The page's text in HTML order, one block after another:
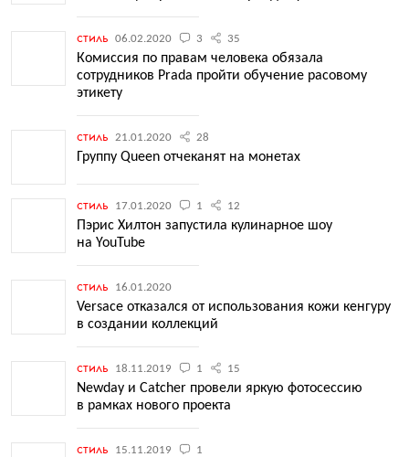
стиль 06.02.2020 3 35
Комиссия по правам человека обязала
сотрудников Prada пройти обучение расовому
этикету
стиль 21.01.2020 28
Группу Queen отчеканят на монетах
стиль 17.01.2020 1 12
Пэрис Хилтон запустила кулинарное шоу
на YouTube
стиль 16.01.2020
Versace отказался от использования кожи кенгуру
в создании коллекций
стиль 18.11.2019 1 15
Newday и Catcher провели яркую фотосессию
в рамках нового проекта
стиль 15.11.2019 1